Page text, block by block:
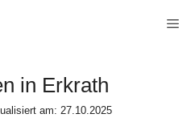
in Erkrath
am: 27.10.2025